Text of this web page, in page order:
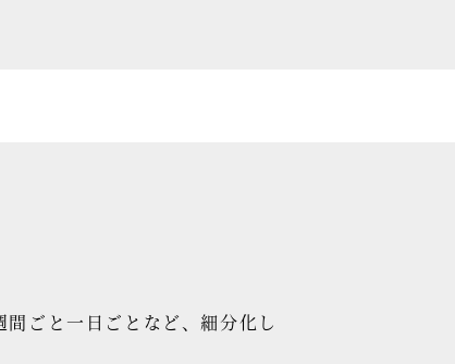
ごと一日ごとなど、細分化し